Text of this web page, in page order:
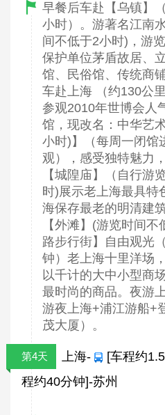
早餐后车赴【乌镇】
小时）。游著名江南
间不低于2小时)，游
保护单位茅盾故居、
馆、民俗馆、传统商
车赴上海 （约130公
参观2010年世博会人
馆，现改名：中华艺
小时)】（每周一闭馆
观），感受独特魅力
【城隍庙】（自行游
时)展示老上海最具特
海保存最老的明清建
【外滩】(游览时间
路步行街】自由观光
钟）老上海十里洋场
以千计的大中小型商
最时尚的商品。夜游
游夜上海+浦江游船+
茂大厦）。
第4天 上海- [车程约
程约40分钟]-苏州